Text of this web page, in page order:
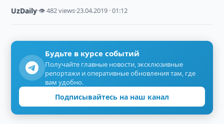
UzDaily·👁 482 views·23.04.2019 · 01:12
Будьте в курсе событий
Получайте главные новости, эксклюзивные
репортажи и оперативные обновления там, где
вам удобно.
Подписывайтесь на наш канал